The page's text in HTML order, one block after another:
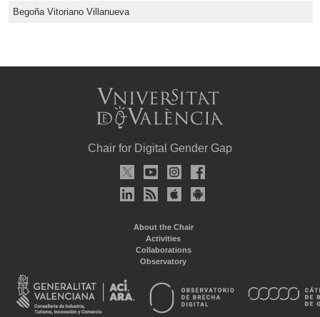
Begoña Vitoriano Villanueva
Chair for Digital Gender Gap
About the Chair
Activities
Collaborations
Observatory